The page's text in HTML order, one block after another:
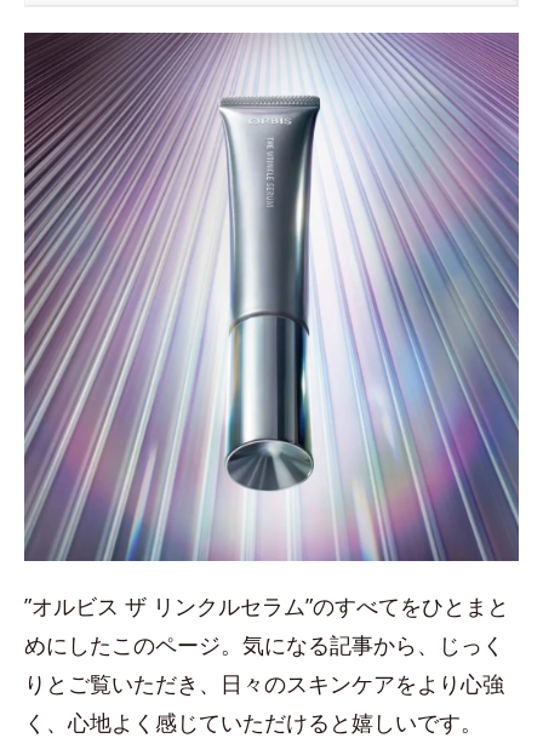
”オルビス ザ リンクルセラム”のすべてをひとまと
めにしたこのページ。気になる記事から、じっく
りとご覧いただき、日々のスキンケアをより心強
く、心地よく感じていただけると嬉しいです。